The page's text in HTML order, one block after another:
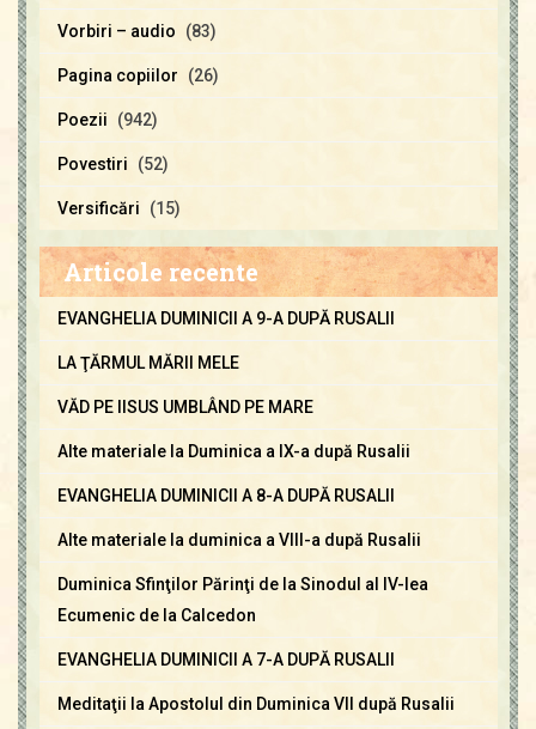
Vorbiri – audio (83)
Pagina copiilor (26)
Poezii (942)
Povestiri (52)
Versificări (15)
Articole recente
EVANGHELIA DUMINICII A 9-A DUPĂ RUSALII
LA ŢĂRMUL MĂRII MELE
VĂD PE IISUS UMBLÂND PE MARE
Alte materiale la Duminica a IX-a după Rusalii
EVANGHELIA DUMINICII A 8-A DUPĂ RUSALII
Alte materiale la duminica a VIII-a după Rusalii
Duminica Sfinţilor Părinţi de la Sinodul al IV-lea
Ecumenic de la Calcedon
EVANGHELIA DUMINICII A 7-A DUPĂ RUSALII
Meditaţii la Apostolul din Duminica VII după Rusalii